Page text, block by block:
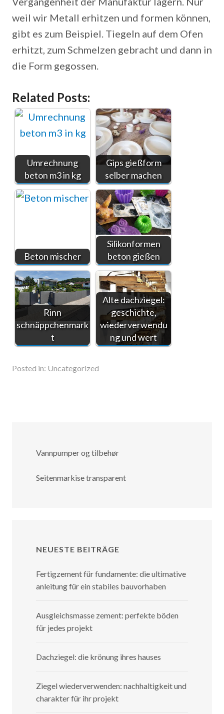
weil wir Metall erhitzen und formen können,
gibt es zum Beispiel. Tiegeln auf dem Ofen
erhitzt, zum Schmelzen gebracht und dann in
die Form gegossen.
Related Posts:
Umrechnung
beton m3 in kg
Gips gießform
selber machen
Beton mischer
Silikonformen
beton gießen
Rinn
schnäppchenmark
t
Alte dachziegel:
geschichte,
wiederverwendu
ng und wert
Posted in: Uncategorized
Vannpumper og tilbehør
Seitenmarkise transparent
NEUESTE BEITRÄGE
Fertigzement für fundamente: die ultimative
anleitung für ein stabiles bauvorhaben
Ausgleichsmasse zement: perfekte böden
für jedes projekt
Dachziegel: die krönung ihres hauses
Ziegel wiederverwenden: nachhaltigkeit und
charakter für ihr projekt